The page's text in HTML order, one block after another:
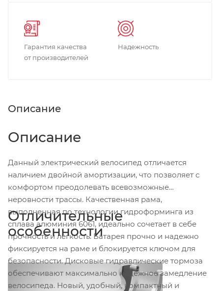
Гарантия качества
от производителей
Надежность
Описание
Описание
Данный электрический велосипед отличается
наличием двойной амортизации, что позволяет с
комфортом преодолевать всевозможные
неровности трассы. Качественная рама,
выполненная по технологии гидроформинга из
сплава алюминия 6061, идеально сочетает в себе
прочность и легкость. Батарея прочно и надежно
фиксируется на раме и блокируется ключом для
безопасности. Дисковые гидравлические тормоза
обеспечивают максимально надежное замедление
велосипеда. Новый, удобный, компактный и
Отличительные
особенности